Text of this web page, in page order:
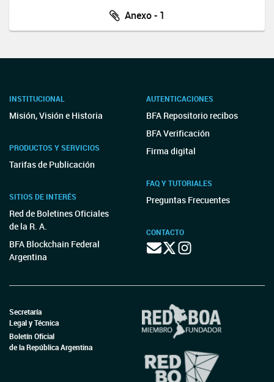
Anexo - 1
INSTITUCIONAL
Misión, Visión e Historia
PRODUCTOS Y SERVICIOS
Tarifas de Publicación
SITIOS DE INTERÉS
Red de Boletines Oficiales
de la R. A.
BFA Blockchain Federal
Argentina
AUTENTICACIONES
BFA Repositorio recibos
BFA Verificación
Firma digital
FAQ Y TUTORIALES
Preguntas Frecuentes
CONTACTO
Secretaría
Legal y Técnica
Boletín Oficial
de la República Argentina